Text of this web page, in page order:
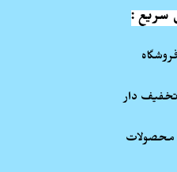
سریع :
دار
محصولات